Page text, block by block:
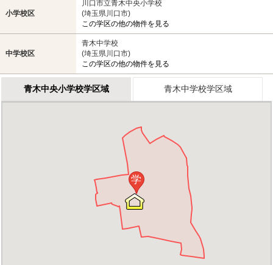
小学校区
川口市立青木中央小学校
(埼玉県川口市)
この学区の他の物件を見る
中学校区
青木中学校
(埼玉県川口市)
この学区の他の物件を見る
青木中央小学校学区域 青木中学校学区域
学